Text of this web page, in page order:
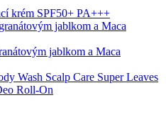
krém SPF50+ PA+++
jablkom a Maca
jablkom a Maca
Wash Scalp Care Super Leaves
Roll-On